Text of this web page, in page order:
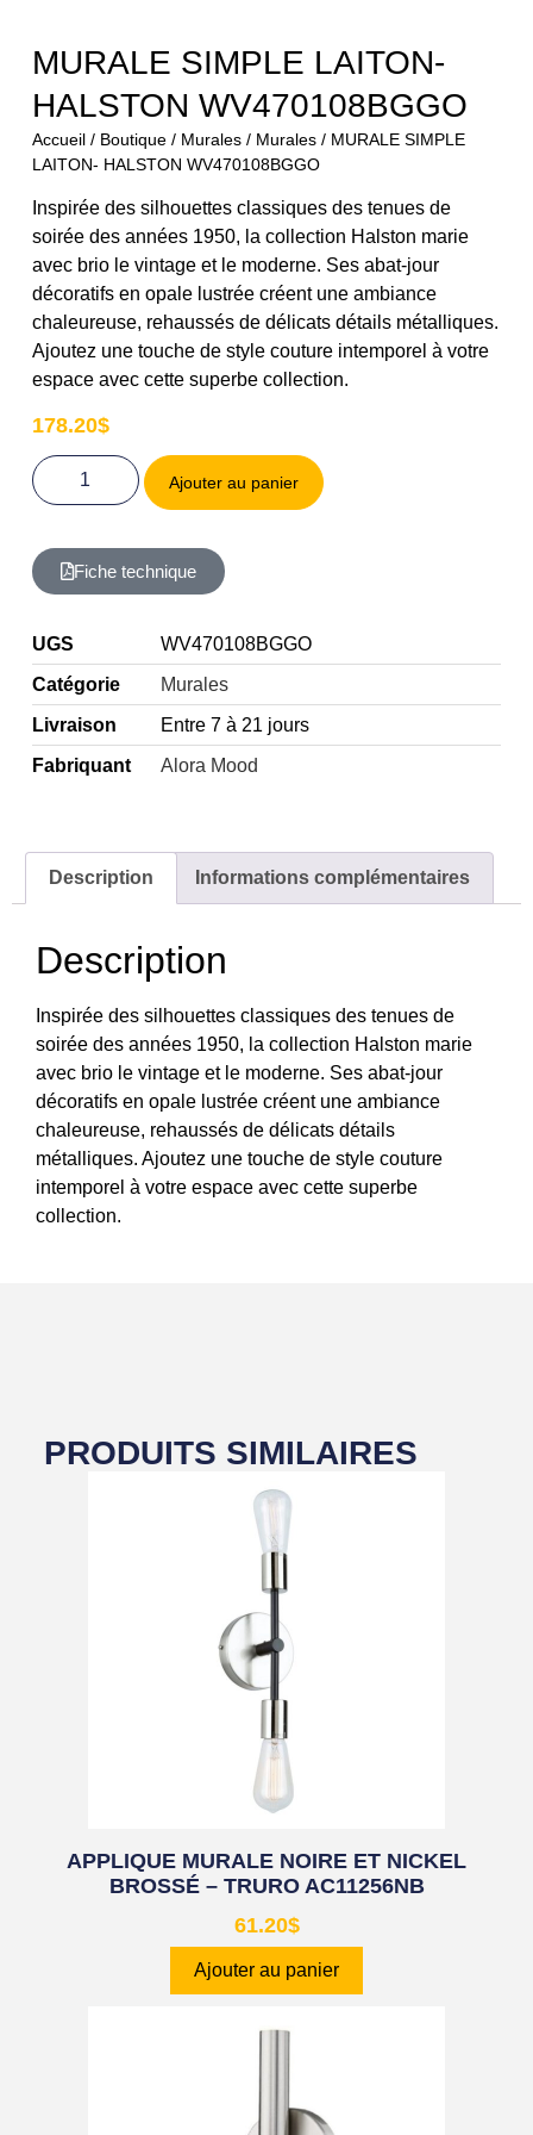
MURALE SIMPLE LAITON-
HALSTON WV470108BGGO
Accueil/ Boutique/ Murales/ Murales/ MURALE SIMPLE
LAITON- HALSTON WV470108BGGO
Inspirée des silhouettes classiques des tenues de
soirée des années 1950, la collection Halston marie
avec brio le vintage et le moderne. Ses abat-jour
décoratifs en opale lustrée créent une ambiance
chaleureuse, rehaussés de délicats détails métalliques.
Ajoutez une touche de style couture intemporel à votre
espace avec cette superbe collection.
178.20$
Ajouter au panier
Fiche technique
UGS
WV470108BGGO
Catégorie
Murales
Livraison
Entre 7 à 21 jours
Fabriquant
Alora Mood
Description Informations complémentaires
Description
Inspirée des silhouettes classiques des tenues de
soirée des années 1950, la collection Halston marie
avec brio le vintage et le moderne. Ses abat-jour
décoratifs en opale lustrée créent une ambiance
chaleureuse, rehaussés de délicats détails
métalliques. Ajoutez une touche de style couture
intemporel à votre espace avec cette superbe
collection.
PRODUITS SIMILAIRES
APPLIQUE MURALE NOIRE ET NICKEL
BROSSÉ – TRURO AC11256NB
61.20$
Ajouter au panier